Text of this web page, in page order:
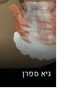
גיא ספרן